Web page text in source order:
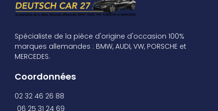
Spécialiste de la pièce d'origine d'occasion 100%
marques allemandes : BMW, AUDI, VW, PORSCHE et
MERCEDES.
Coordonnées
02 32 46 26 88
06 25 31 24 69